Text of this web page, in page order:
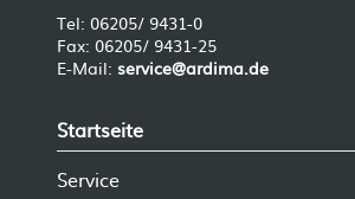
gehärteten Laufbahnen, auch
Hochdruck- und
verfügbar. Teilweise auch mit
Dichtkonusanschlüssen.
Ausführungen speziell für
und Maschinenanschlüsse.
können Sie sich gerne mit
Verbindung setzen.
Tel: 06205/ 9431-0
Fax: 06205/ 9431-25
E-Mail: service@ardima.de
Startseite
Service